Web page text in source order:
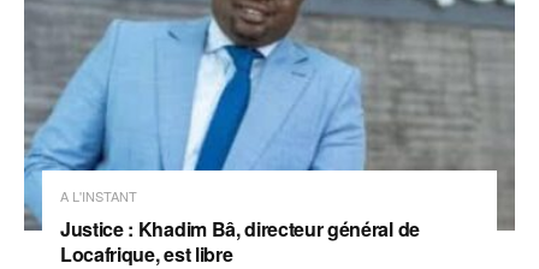
A L'INSTANT
Justice : Khadim Bâ, directeur général de
Locafrique, est libre